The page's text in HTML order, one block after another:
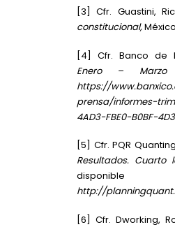
[3] Cfr. Guastini,
constitucional,
[4] Cfr. Banco de
Enero –
https://
prensa/informes-
4AD3-FBE0-B0BF-
[5] Cfr. PQR
Resultados. Cuarto
http://
[6] Cfr. Dworking,